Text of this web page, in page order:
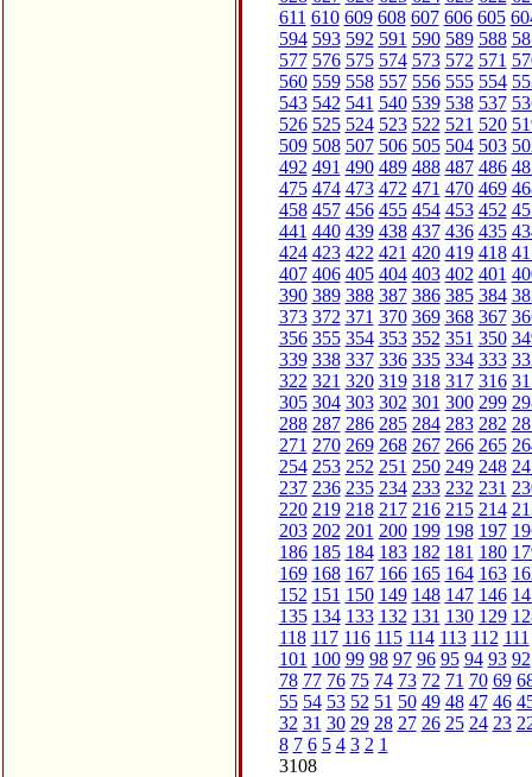
611 610 609 608 607 606 605
594 593 592 591 590 589 588
577 576 575 574 573 572 571
560 559 558 557 556 555 554
543 542 541 540 539 538 537
526 525 524 523 522 521 520
509 508 507 506 505 504 503
492 491 490 489 488 487 486
475 474 473 472 471 470 469
458 457 456 455 454 453 452
441 440 439 438 437 436 435
424 423 422 421 420 419 418
407 406 405 404 403 402 401
390 389 388 387 386 385 384
373 372 371 370 369 368 367
356 355 354 353 352 351 350
339 338 337 336 335 334 333
322 321 320 319 318 317 316
305 304 303 302 301 300 299
288 287 286 285 284 283 282
271 270 269 268 267 266 265
254 253 252 251 250 249 248
237 236 235 234 233 232 231
220 219 218 217 216 215 214
203 202 201 200 199 198 197
186 185 184 183 182 181 180
169 168 167 166 165 164 163
152 151 150 149 148 147 146
135 134 133 132 131 130 129
118 117 116 115 114 113 112 111
101 100 99 98 97 96 95 94 93 92
78 77 76 75 74 73 72 71 70 69
55 54 53 52 51 50 49 48 47 46
32 31 30 29 28 27 26 25 24 23
8 7 6 5 4 3 2 1
3108